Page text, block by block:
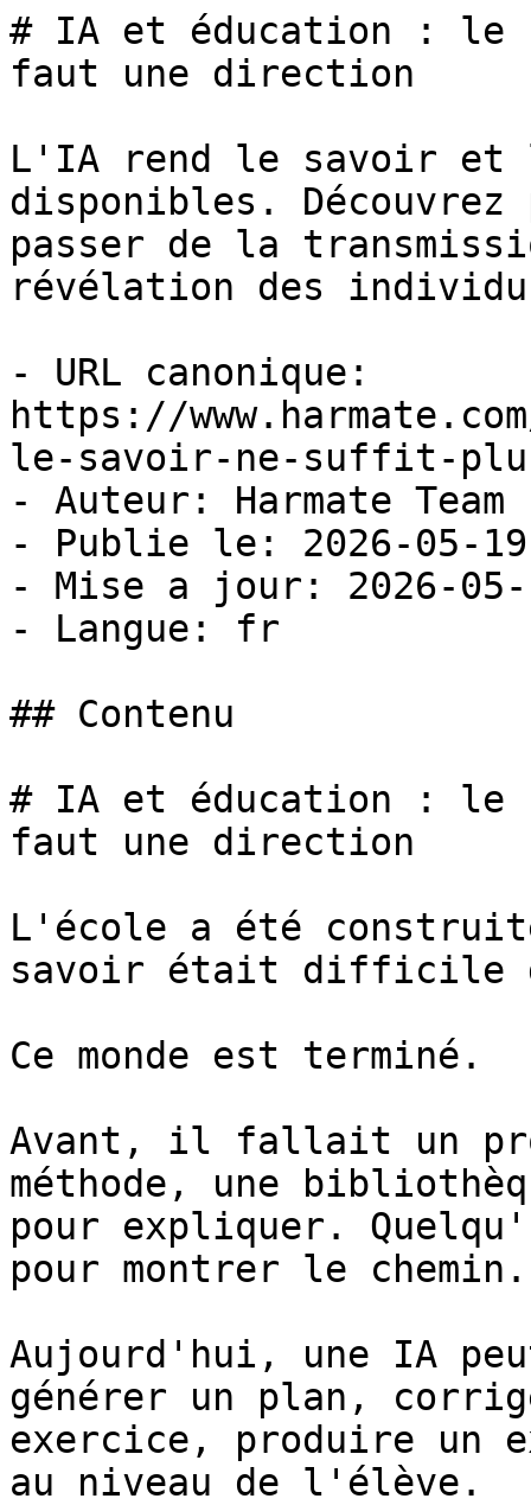
# IA et éducation :
faut une direction
L'IA rend le savoir et
disponibles.
passer de la
révélation des
- URL canonique:
https://
le-savoir-ne-suffit-
- Auteur: Harmate Team
- Publie le: 2026-05-19
- Mise a jour: 2026-05-
- Langue: fr
## Contenu
# IA et éducation :
faut une direction
L'école a été
savoir était difficile
Ce monde est terminé.
Avant, il fallait un
méthode, une
pour expliquer.
pour montrer le chemin.
Aujourd'hui, une IA
générer un plan,
exercice, produire un
au niveau de l'élève.